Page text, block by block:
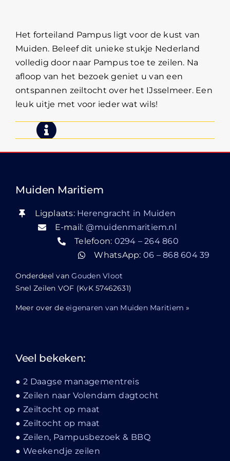
Het forteiland Pampus ligt voor de kust van
Muiden. Beleef dit unieke stukje Nederland
volledig door naar Pampus toe te zeilen. Na
afloop van het bezoek geniet u van een
ontspannen zeiltocht over het IJsselmeer. Een
leuk uitje met voor ieder wat wils!
Muiden Maritiem
Ligplaats: Herengracht in Muiden
E-mail: @muidenmaritiem.nl
Telefoon: 0294 – 264 860
WhatsApp: 06 – 868 604 39
Onderdeel vanGouden Vloot
Snel Zeilen VOF (KvK 57462631)
Meer over deeigenaren van Muiden Maritiem »
Veel bekeken:
2 Daagse managementreis
Zeilen naar Volendam dagtocht
Zeiltocht op maat
Zeiltocht op maat
Zeilen, Pampusbezoek & BBQ
Weekendje zeilen